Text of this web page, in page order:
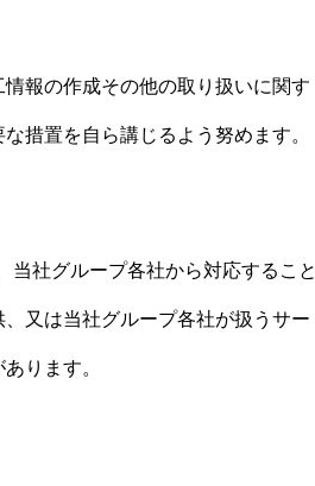
報の作成その他の取り扱いに関す
措置を自ら講じるよう努めます。
当社グループ各社から対応すること
又は当社グループ各社が扱うサー
ります。